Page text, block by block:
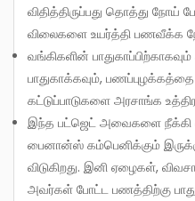
விதித்திருப்பது தொத்து நோய்
விலைகளை உயர்த்தி பணவீக்க
வங்கிகளின்
பாதுகாக்கவும், பணப்புழக்கத்தை
கட்டுப்பாடுகளை அரசாங்க
இந்த பட்ஜெட் அவைகளை நீக்கி
பைனான்ஸ் கம்பெனிக்கும்
விடுகிறது. இனி ஏழைகள்,
அவர்கள் போட்ட பணத்திற்கு